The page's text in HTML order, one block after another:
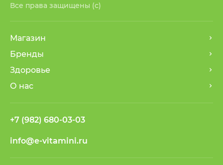
Все права защищены (с)
Магазин
Бренды
Здоровье
О нас
+7 (982) 680-03-03
info@e-vitamini.ru